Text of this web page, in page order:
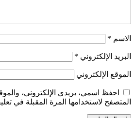
الاسم *
البريد الإلكتروني *
الموقع الإلكتروني
احفظ اسمي، بريدي الإلكتروني،
المتصفح لاستخدامها المرة المقبلة في